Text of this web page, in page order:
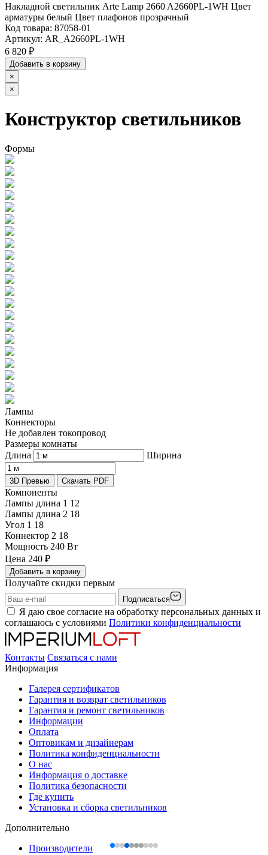
Накладной светильник Arte Lamp 2660 A2660PL-1WH Цвет
арматуры белый Цвет плафонов прозрачный
Код товара: 87058-01
Артикул: AR_A2660PL-1WH
6 820 ₽
Добавить в корзину
×
×
Конструктор светильников
Формы
Лампы
Коннекторы
Не добавлен токопровод
Размеры комнаты
Длина
Ширина
3D Превью Скачать PDF
Компоненты
Лампы длина 1 12
Лампы длина 2 18
Угол 1 18
Коннектор 2 18
Мощность 240 Вт
Цена 240 ₽
Добавить в корзину
Получайте скидки первым
Подписаться
Я даю свое согласие на обработку персональных данных и
соглашаюсь с условиями Политики конфиденциальности
Контакты Связаться с нами
Информация
Галерея сертификатов
Гарантия и возврат светильников
Гарантия и ремонт светильников
Информации
Оплата
Оптовикам и дизайнерам
Политика конфиденциальности
О нас
Информация о доставке
Политика безопасности
Где купить
Установка и сборка светильников
Дополнительно
Производители